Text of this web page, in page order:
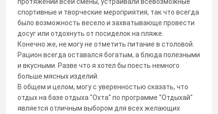
спортивные и творческие мероприятия, так что всегда
было возможность весело и захватывающе провести
досуг или отдохнуть от посиделок на пляже.
Конечно же, не могу не отметить питание в столовой.
Рацион всегда оставался богатым, а блюда полезными
и вкусными. Разве что я хотел бы поесть немного
больше мясных изделий.
В общем и целом, могу с уверенностью сказать, что
отдых на базе отдыха "Охта" по программе "Отдыхай"
является отличным выбором для всех желающих